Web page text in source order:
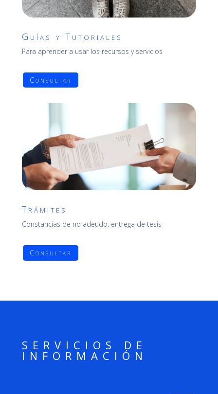
Guías y Tutoriales
Para aprender a usar los recursos y servicios
Consultar
Trámites
Constancias de no adeudo, entrega de tesis
Consultar
SERVICIOS DE
INFORMACIÓN